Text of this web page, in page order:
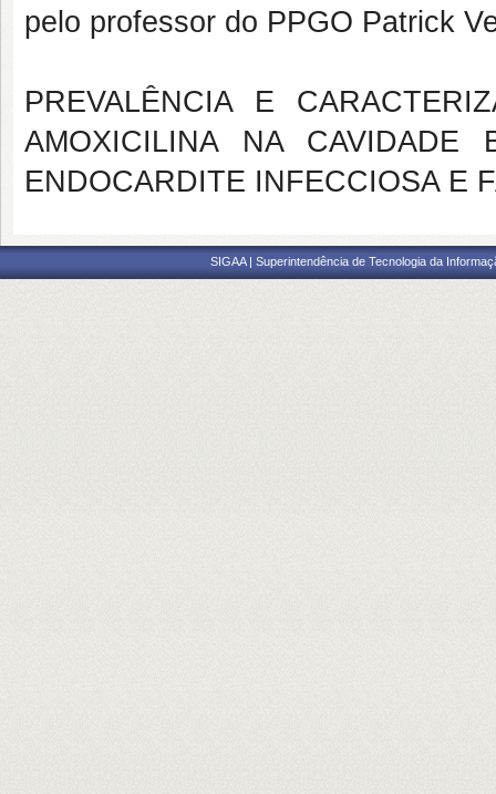
pelo professor do PPGO Patrick
PREVALÊNCIA E
AMOXICILINA NA
ENDOCARDITE INFECCIOSA E
SIGAA | Superintendência de Tecnologia da